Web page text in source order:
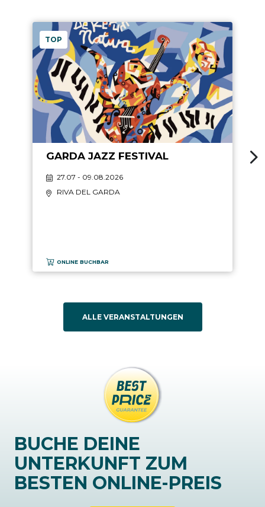
TOP
GARDA JAZZ FESTIVAL
27.07 - 09.08.2026
RIVA DEL GARDA
ONLINE BUCHBAR
ALLE VERANSTALTUNGEN
BUCHE DEINE
UNTERKUNFT ZUM
BESTEN ONLINE-PREIS